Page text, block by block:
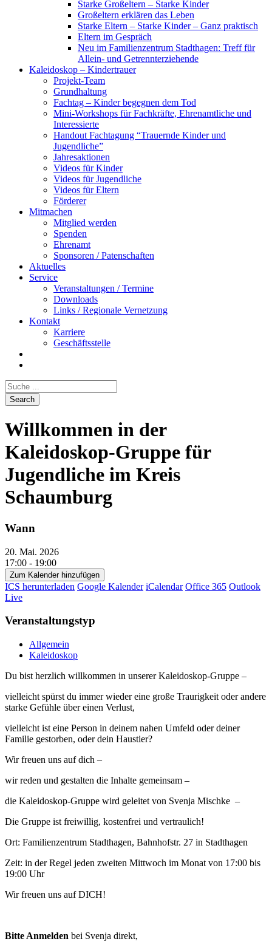
Starke Großeltern – Starke Kinder
Großeltern erklären das Leben
Starke Eltern – Starke Kinder – Ganz praktisch
Eltern im Gespräch
Neu im Familienzentrum Stadthagen: Treff für
Allein- und Getrennterziehende
Kaleidoskop – Kindertrauer
Projekt-Team
Grundhaltung
Fachtag – Kinder begegnen dem Tod
Mini-Workshops für Fachkräfte, Ehrenamtliche und
Interessierte
Handout Fachtagung “Trauernde Kinder und
Jugendliche”
Jahresaktionen
Videos für Kinder
Videos für Jugendliche
Videos für Eltern
Förderer
Mitmachen
Mitglied werden
Spenden
Ehrenamt
Sponsoren / Patenschaften
Aktuelles
Service
Veranstaltungen / Termine
Downloads
Links / Regionale Vernetzung
Kontakt
Karriere
Geschäftsstelle
Willkommen in der
Kaleidoskop-Gruppe für
Jugendliche im Kreis
Schaumburg
Wann
20. Mai. 2026
17:00 - 19:00
Zum Kalender hinzufügen
ICS herunterladen Google Kalender iCalendar Office 365 Outlook
Live
Veranstaltungstyp
Allgemein
Kaleidoskop
Du bist herzlich willkommen in unserer Kaleidoskop-Gruppe –
vielleicht spürst du immer wieder eine große Traurigkeit oder andere
starke Gefühle über einen Verlust,
vielleicht ist eine Person in deinem nahen Umfeld oder deiner
Familie gestorben, oder dein Haustier?
Wir freuen uns auf dich –
wir reden und gestalten die Inhalte gemeinsam –
die Kaleidoskop-Gruppe wird geleitet von Svenja Mischke –
Die Gruppe ist freiwillig, kostenfrei und vertraulich!
Ort: Familienzentrum Stadthagen, Bahnhofstr. 27 in Stadthagen
Zeit: in der Regel jeden zweiten Mittwoch im Monat von 17:00 bis
19:00 Uhr
Wir freuen uns auf DICH!
Bitte Anmelden bei Svenja direkt,